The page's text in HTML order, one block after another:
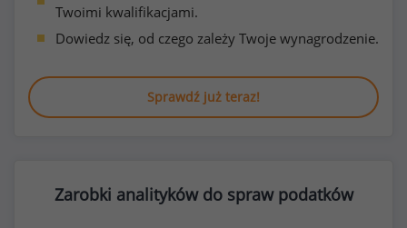
Twoimi kwalifikacjami.
Dowiedz się, od czego zależy Twoje wynagrodzenie.
Sprawdź już teraz!
Zarobki analityków do spraw podatków